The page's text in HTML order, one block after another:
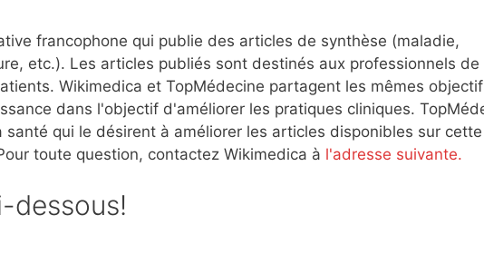
francophone qui publie des articles de synthèse (maladie,
etc.). Les articles publiés sont destinés aux professionnels de
Wikimedica et TopMédecine partagent les mêmes
dans l'objectif d'améliorer les pratiques cliniques.
qui le désirent à améliorer les articles disponibles sur cette
toute question, contactez Wikimedica à l'adresse suivante.
dessous!